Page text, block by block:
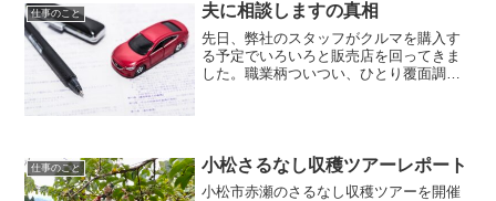
仕事のこと 夫に相談しますの真相
先日、弊社のスタッフがクルマを購入す
る予定でいろいろと販売店を回ってきま
した。職業柄ついつい、ひとり覆面調査
仕事のこと 小松さるなし収穫ツアーレポート
小松市赤瀬のさるなし収穫ツアーを開催